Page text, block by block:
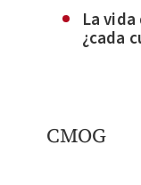
La
¿cada
CMOG